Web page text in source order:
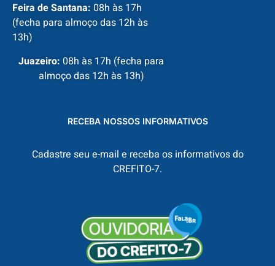
Feira de Santana: 08h às 17h
(fecha para almoço das 12h às
13h)
Juazeiro: 08h às 17h (fecha para
almoço das 12h às 13h)
RECEBA NOSSOS INFORMATIVOS
Cadastre seu e-mail e receba os informativos do
CREFITO-7.